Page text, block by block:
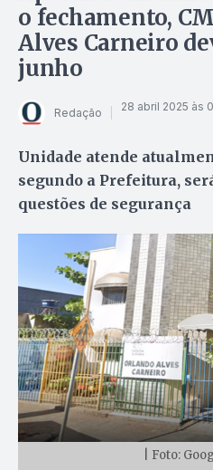
o fechamento,
Alves Carneiro
junho
Redação 28 abril 2025 às
Unidade atende
segundo a Prefeitura,
questões de segurança
| Foto: